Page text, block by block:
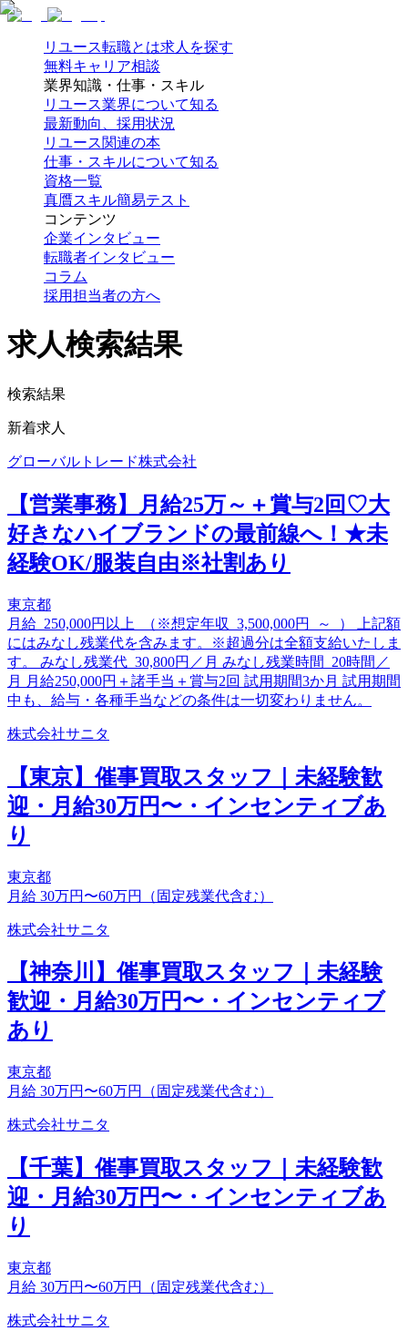
リユース転職とは求人を探す
無料キャリア相談
業界知識・仕事・スキル
リユース業界について知る
最新動向、採用状況
リユース関連の本
仕事・スキルについて知る
資格一覧
真贋スキル簡易テスト
コンテンツ
企業インタビュー
転職者インタビュー
コラム
採用担当者の方へ
求人検索結果
検索結果
新着求人
グローバルトレード株式会社
【営業事務】月給25万～＋賞与2回♡大
好きなハイブランドの最前線へ！★未
経験OK/服装自由※社割あり
東京都
月給 250,000円以上 （※想定年収 3,500,000円 ～ ） 上記額
にはみなし残業代を含みます。※超過分は全額支給いたしま
す。 みなし残業代 30,800円／月 みなし残業時間 20時間／
月 月給250,000円＋諸手当＋賞与2回 試用期間3か月 試用期間
中も、給与・各種手当などの条件は一切変わりません。
株式会社サニタ
【東京】催事買取スタッフ｜未経験歓
迎・月給30万円〜・インセンティブあ
り
東京都
月給 30万円〜60万円（固定残業代含む）
株式会社サニタ
【神奈川】催事買取スタッフ｜未経験
歓迎・月給30万円〜・インセンティブ
あり
東京都
月給 30万円〜60万円（固定残業代含む）
株式会社サニタ
【千葉】催事買取スタッフ｜未経験歓
迎・月給30万円〜・インセンティブあ
り
東京都
月給 30万円〜60万円（固定残業代含む）
株式会社サニタ